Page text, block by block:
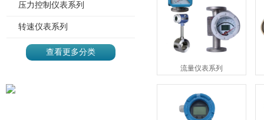
压力控制仪表系列
转速仪表系列
查看更多分类
流量仪表系列